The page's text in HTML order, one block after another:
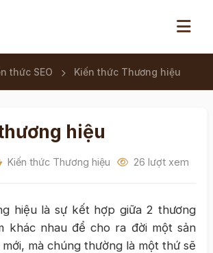
thức SEO Kiến thức Thương hiệu
hiệu
Kiến thức Thương hiệu 26 lượt xem
hiệu là sự kết hợp giữa 2 thương
khác nhau để cho ra đời một sản
mà chúng thường là một thứ sẽ